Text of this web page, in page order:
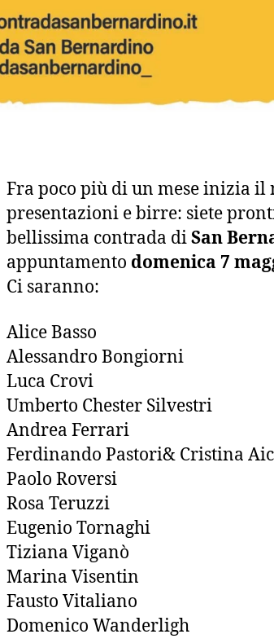
Fra poco più di un mese inizia il
presentazioni e birre: siete
bellissima contrada diSan
appuntamento domenica 7
Ci saranno:
Alice Basso
Alessandro Bongiorni
Luca Crovi
Umberto Chester Silvestri
Andrea Ferrari
Ferdinando Pastori& Cristina
Paolo Roversi
Rosa Teruzzi
Eugenio Tornaghi
Tiziana Viganò
Marina Visentin
Fausto Vitaliano
Domenico Wanderligh